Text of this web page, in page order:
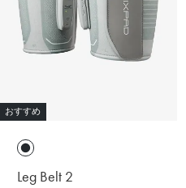
おすすめ
Leg Belt 2